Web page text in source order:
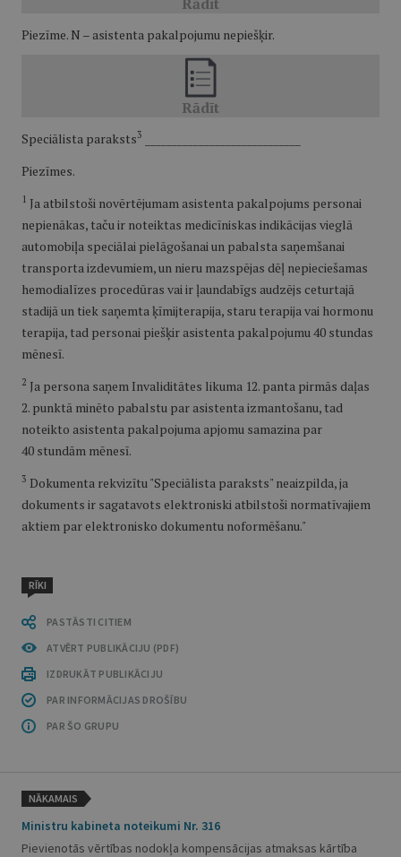
Piezīme. N – asistenta pakalpojumu nepiešķir.
Speciālista paraksts3
Piezīmes.
1 Ja atbilstoši novērtējumam asistenta pakalpojums personai
nepienākas, taču ir noteiktas medicīniskas indikācijas vieglā
automobiļa speciālai pielāgošanai un pabalsta saņemšanai
transporta izdevumiem, un nieru mazspējas dēļ nepieciešamas
hemodialīzes procedūras vai ir ļaundabīgs audzējs ceturtajā
stadijā un tiek saņemta ķīmijterapija, staru terapija vai hormonu
terapija, tad personai piešķir asistenta pakalpojumu 40 stundas
mēnesī.
2 Ja persona saņem Invaliditātes likuma 12. panta pirmās daļas
2. punktā minēto pabalstu par asistenta izmantošanu, tad
noteikto asistenta pakalpojuma apjomu samazina par
40 stundām mēnesī.
3 Dokumenta rekvizītu "Speciālista paraksts" neaizpilda, ja
dokuments ir sagatavots elektroniski atbilstoši normatīvajiem
aktiem par elektronisko dokumentu noformēšanu."
RĪKI
PASTĀSTI CITIEM
ATVĒRT PUBLIKĀCIJU (PDF)
IZDRUKĀT PUBLIKĀCIJU
PAR INFORMĀCIJAS DROŠĪBU
PAR ŠO GRUPU
NĀKAMAIS
Ministru kabineta noteikumi Nr. 316
Pievienotās vērtības nodokļa kompensācijas atmaksas kārtība